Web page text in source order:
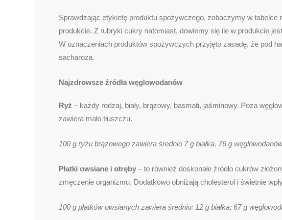
Sprawdzając etykietę produktu spożywczego, zobaczymy w
produkcie. Z rubryki cukry natomiast, dowiemy się ile w produkcie
W oznaczeniach produktów spożywczych przyjęto zasadę, że pod
sacharoza.
Najzdrowsze źródła węglowodanów
Ryż – każdy rodzaj, biały, brązowy, basmati, jaśminowy. Poza
zawiera mało tłuszczu.
100 g ryżu brązowego zawiera średnio 7 g białka, 76 g
Płatki owsiane i otręby – to również doskonałe źródło cukrów
zmęczenie organizmu. Dodatkowo obniżają cholesterol i świetnie
100 g płatków owsianych zawiera średnio: 12 g białka; 67 g